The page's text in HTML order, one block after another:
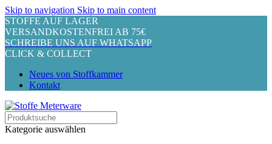
Skip to navigation Skip to main content
STOFFE AUF LAGER
VERSANDKOSTENFREI AB 75€
SCHREIBE UNS AUF WHATSAPP
CLICK & COLLECT
Neues von Stoffkammer
Kontakt
Kategorie auswählen